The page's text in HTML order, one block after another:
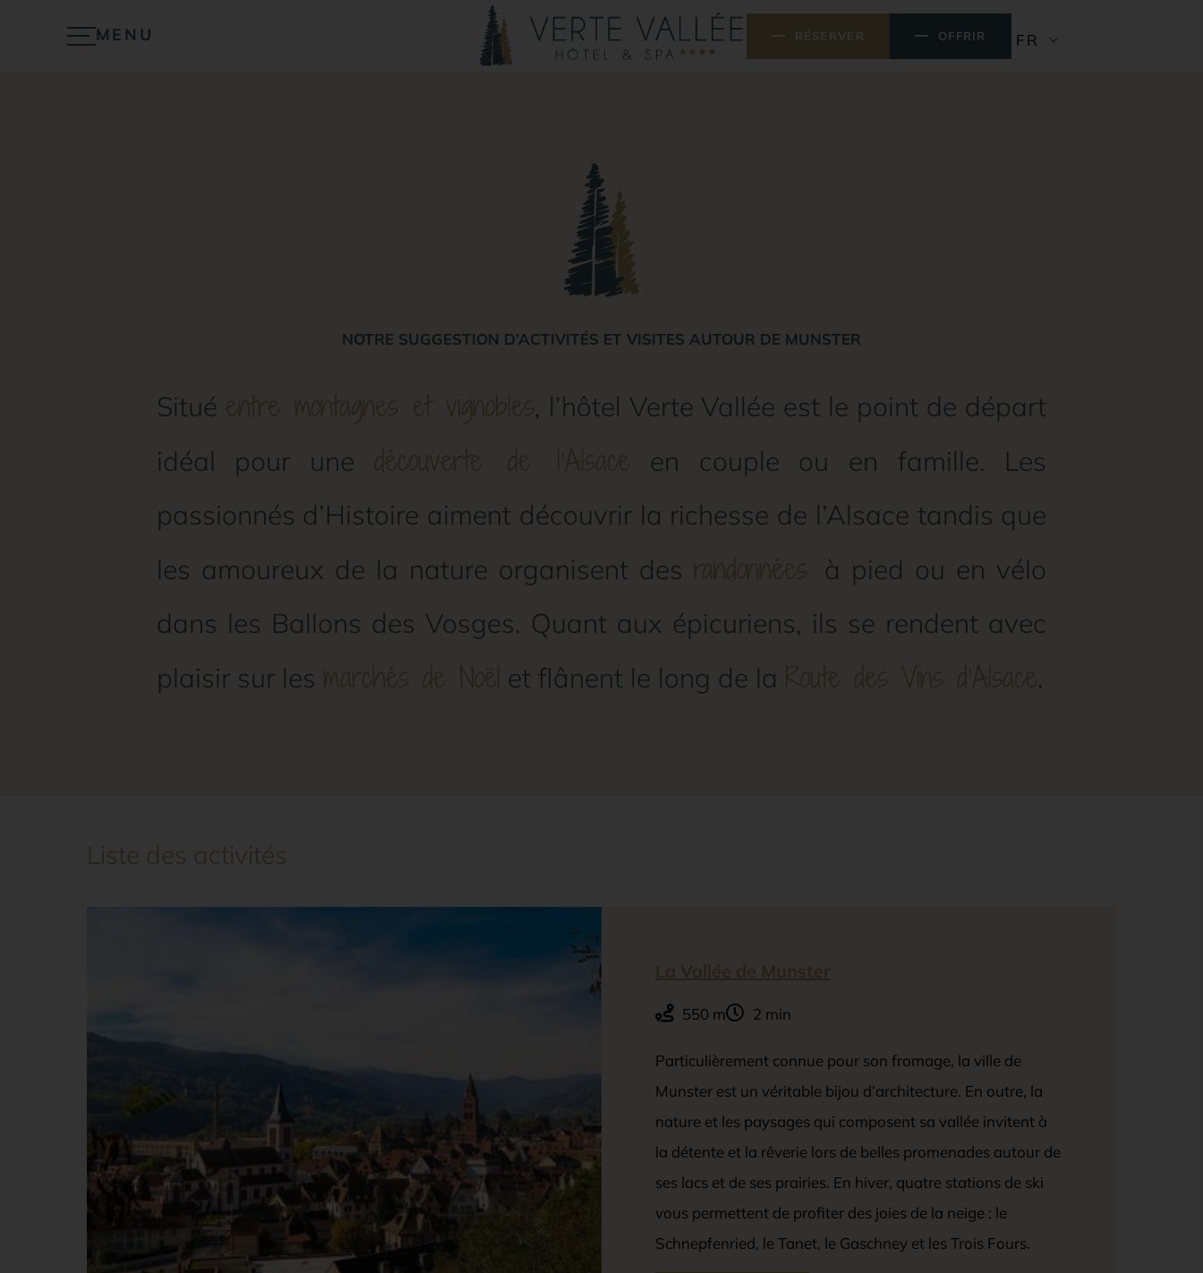
MENU
FERMER
RÉSERVER OFFRIR FR
NOTRE SUGGESTION D’ACTIVITÉS ET VISITES AUTOUR DE MUNSTER
Situé entre montagnes et vignobles, l’hôtel Verte Vallée est le point de départ
idéal pour une découverte de l’Alsace en couple ou en famille. Les
passionnés d’Histoire aiment découvrir la richesse de l’Alsace tandis que
les amoureux de la nature organisent des randonnées à pied ou en vélo
dans les Ballons des Vosges. Quant aux épicuriens, ils se rendent avec
plaisir sur les marchés de Noël et flânent le long de la Route des Vins d’Alsace.
Liste des activités
La Vallée de Munster
550 m 2 min
Particulièrement connue pour son fromage, la ville de
Munster est un véritable bijou d’architecture. En outre, la
nature et les paysages qui composent sa vallée invitent à
la détente et la rêverie lors de belles promenades autour de
ses lacs et de ses prairies. En hiver, quatre stations de ski
vous permettent de profiter des joies de la neige : le
Schnepfenried, le Tanet, le Gaschney et les Trois Fours.